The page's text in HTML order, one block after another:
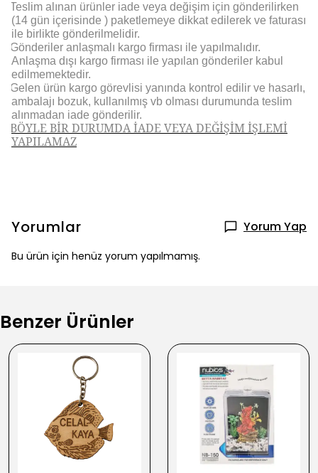
Teslim alınan ürünler iade veya değişim için gönderilirken
(14 gün içerisinde ) paketlemeye dikkat edilerek ve faturası
ile birlikte gönderilmelidir.
Gönderiler anlaşmalı kargo firması ile yapılmalıdır.
Anlaşma dışı kargo firması ile yapılan gönderiler kabul
edilmemektedir.
Gelen ürün kargo görevlisi yanında kontrol edilir ve hasarlı,
ambalajı bozuk, kullanılmış vb olması durumunda teslim
alınmadan iade gönderilir.
BÖYLE BİR DURUMDA İADE VEYA DEĞİŞİM İŞLEMİ
YAPILAMAZ
Yorumlar Yorum Yap
Bu ürün için henüz yorum yapılmamış.
Benzer Ürünler